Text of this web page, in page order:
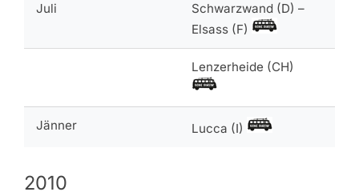
Juli
Schwarzwand (D) –
Elsass (F)
Lenzerheide (CH)
Jänner Lucca (I)
2010